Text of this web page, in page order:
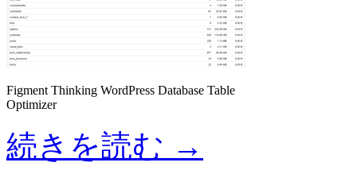
Figment Thinking WordPress Database Table
Optimizer
続きを読む →